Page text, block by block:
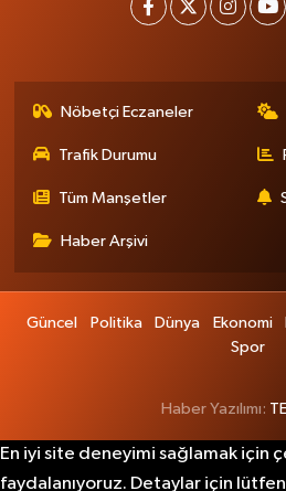
Nöbetçi Eczaneler
Trafik Durumu
Tüm Manşetler
Haber Arşivi
Güncel Politika Dünya Ekonomi
Spor
Haber Yazılımı:
En iyi site deneyimi sağlamak için
faydalanıyoruz. Detaylar için lütfen